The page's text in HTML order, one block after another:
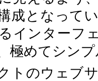
成となって
インターフ
極めてシン
トのウェブ